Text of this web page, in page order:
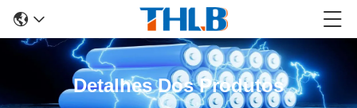
Detalhes Dos Produtos